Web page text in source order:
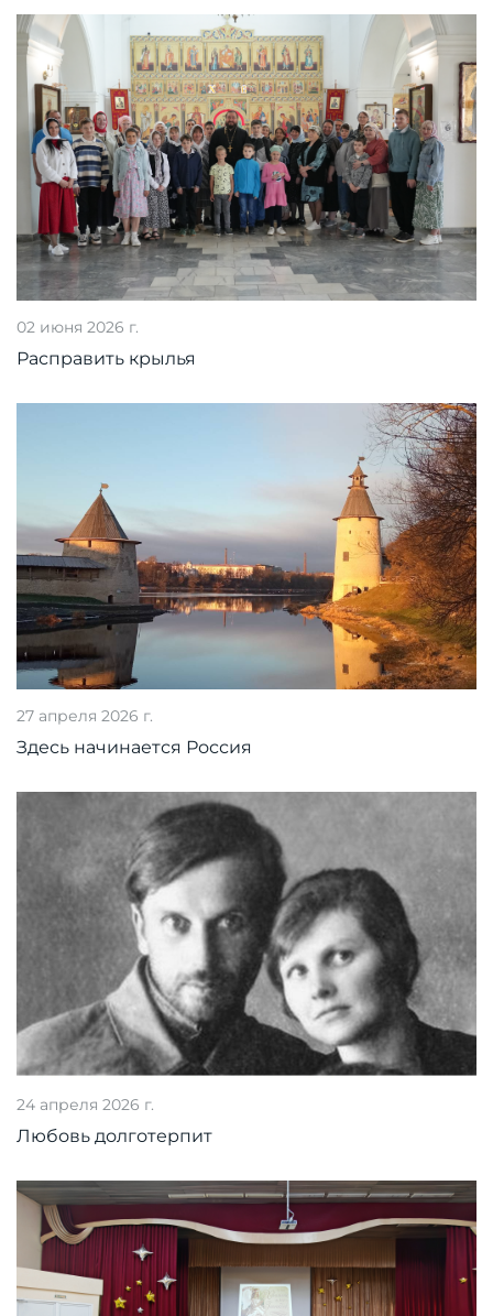
02 июня 2026 г.
Расправить крылья
27 апреля 2026 г.
Здесь начинается Россия
24 апреля 2026 г.
Любовь долготерпит